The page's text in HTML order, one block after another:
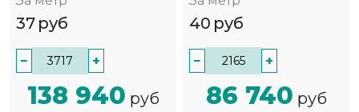
37 руб
− +
138 940 руб
40 руб
− +
86 740 руб